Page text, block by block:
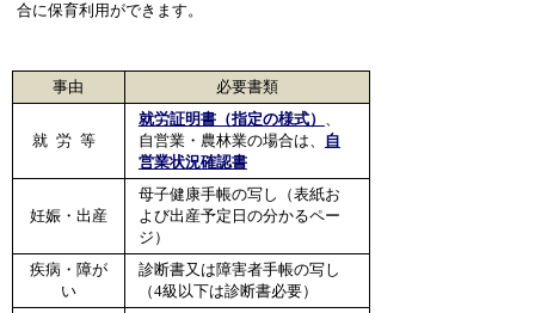
合に保育利用ができます。
事由 必要書類
就労等
就労証明書（指定の様式） 、
自営業・農林業の場合は、 自
営業状況確認書
妊娠・出産
母子健康手帳の写し（表紙お
よび出産予定日の分かるペー
ジ）
疾病・障が
い
診断書又は障害者手帳の写し
（4級以下は診断書必要）